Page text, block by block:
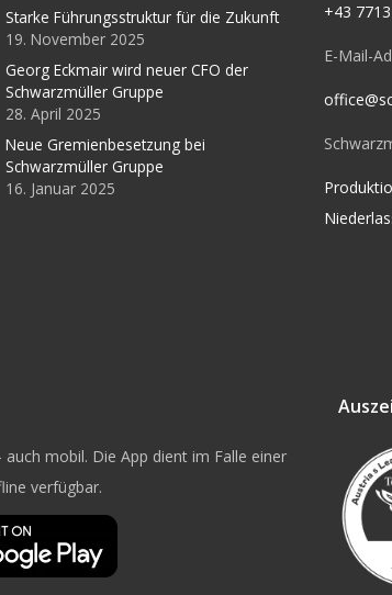
Starke Führungsstruktur für die Zukunft
19. November 2025
Georg Eckmair wird neuer CFO der
Schwarzmüller Gruppe
28. April 2025
Neue Gremienbesetzung bei
Schwarzmüller Gruppe
16. Januar 2025
+43
E-Mail-
mobil. Die App dient im Falle einer
verfügbar.